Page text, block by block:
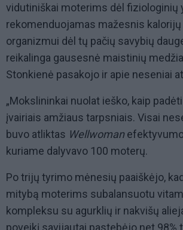
vidutiniškai moterims dėl fiziologinių
rekomenduojamas mažesnis kalorijų
organizmui dėl tų pačių savybių
reikalinga gausesnė maistinių
Stonkienė pasakojo ir apie neseniai
„Mokslininkai nuolat ieško, kaip
įvairiais amžiaus tarpsniais. Visai
buvo atliktas Wellwoman
kuriame dalyvavo 100 moterų.
Po trijų tyrimo mėnesių paaiškėjo,
mitybą moterims subalansuotu
kompleksu su agurklių ir nakvišų